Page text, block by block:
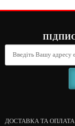
ДОСТАВКА ТА ОПЛАТА